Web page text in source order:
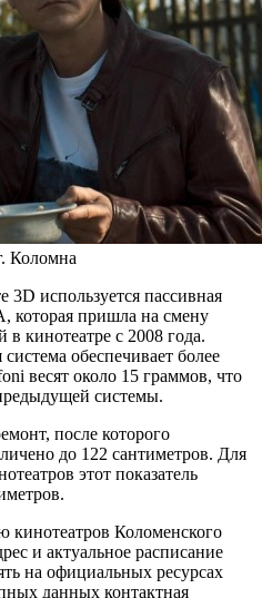
Коломна
3D используется пассивная
которая пришла на смену
кинотеатре с 2008 года.
обеспечивает более
весят около 15 граммов, что
системы.
после которого
до 122 сантиметров. Для
этот показатель
кинотеатров Коломенского
и актуальное расписание
на официальных ресурсах
данных контактная